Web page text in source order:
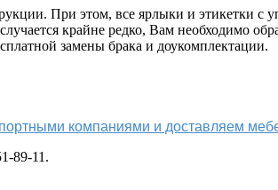
При этом, все ярлыки и этикетки с
крайне редко, Вам необходимо
замены брака и доукомплектации.
компаниями и
89-11.